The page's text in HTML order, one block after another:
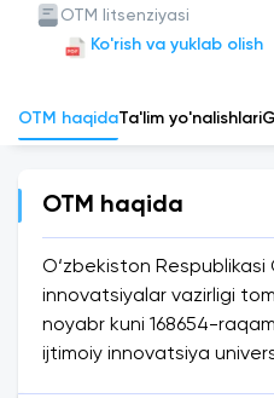
OTM litsenziyasi
Ko'rish va yuklab olish
OTM haqidaTa'lim yo'nalishlari
OTM haqida
O‘zbekiston Respublikasi
innovatsiyalar vazirligi
noyabr kuni 168654-
ijtimoiy innovatsiya